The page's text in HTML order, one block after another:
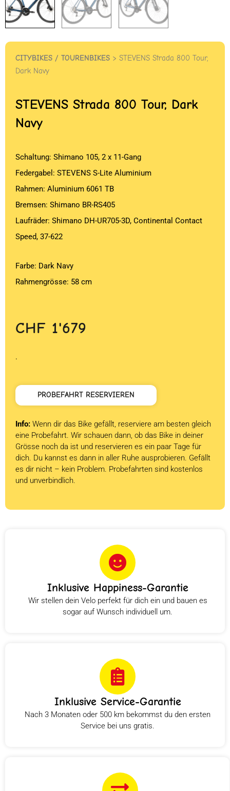
CITYBIKES / TOURENBIKES > STEVENS Strada 800 Tour,
Dark Navy
STEVENS Strada 800 Tour, Dark
Navy
Schaltung: Shimano 105, 2 x 11-Gang
Federgabel: STEVENS S-Lite Aluminium
Rahmen: Aluminium 6061 TB
Bremsen: Shimano BR-RS405
Laufräder: Shimano DH-UR705-3D, Continental Contact
Speed, 37-622
Farbe: Dark Navy
Rahmengrösse: 58 cm
CHF 1'679
.
PROBEFAHRT RESERVIEREN
Info: Wenn dir das Bike gefällt, reserviere am besten gleich
eine Probefahrt. Wir schauen dann, ob das Bike in deiner
Grösse noch da ist und reservieren es ein paar Tage für
dich. Du kannst es dann in aller Ruhe ausprobieren. Gefällt
es dir nicht – kein Problem. Probefahrten sind kostenlos
und unverbindlich.
Inklusive Happiness-Garantie
Wir stellen dein Velo perfekt für dich ein und bauen es
sogar auf Wunsch individuell um.
Inklusive Service-Garantie
Nach 3 Monaten oder 500 km bekommst du den ersten
Service bei uns gratis.